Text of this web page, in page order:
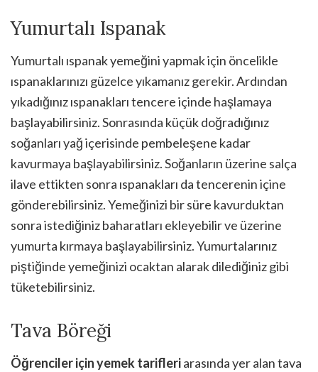
Yumurtalı Ispanak
Yumurtalı ıspanak yemeğini yapmak için öncelikle
ıspanaklarınızı güzelce yıkamanız gerekir. Ardından
yıkadığınız ıspanakları tencere içinde haşlamaya
başlayabilirsiniz. Sonrasında küçük doğradığınız
soğanları yağ içerisinde pembeleşene kadar
kavurmaya başlayabilirsiniz. Soğanların üzerine salça
ilave ettikten sonra ıspanakları da tencerenin içine
gönderebilirsiniz. Yemeğinizi bir süre kavurduktan
sonra istediğiniz baharatları ekleyebilir ve üzerine
yumurta kırmaya başlayabilirsiniz. Yumurtalarınız
piştiğinde yemeğinizi ocaktan alarak dilediğiniz gibi
tüketebilirsiniz.
Tava Böreği
Öğrenciler için yemek tarifleriarasında yer alan tava